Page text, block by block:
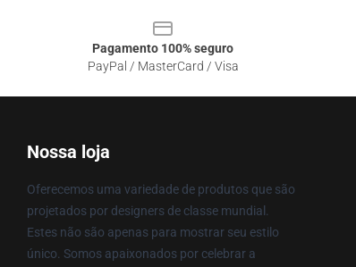
Pagamento 100% seguro
PayPal / MasterCard / Visa
Nossa loja
Oferecemos uma variedade de produtos que são
projetados por designers de classe mundial.
Estes não são apenas para mostrar seu estilo
único. Somos apaixonados por celebrar a